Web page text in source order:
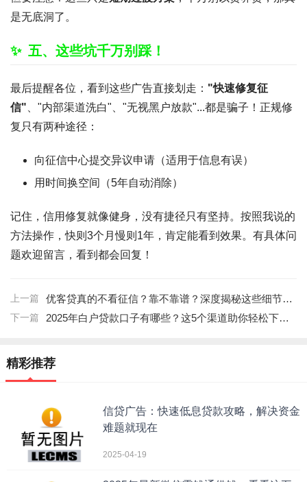
是无底洞了。
五、这些坑千万别踩！
最后提醒各位，看到这些广告直接划走： "快速修复征
信" 、"内部渠道洗白"、"无视黑户放款"...都是骗子！正规修
复只有两种途径：
向征信中心提交异议申请（适用于信息有误）
用时间换空间（5年自动消除）
记住，信用修复就像健身，没有捷径只有坚持。按照我说的
方法操作，快则3个月慢则1年，肯定能看到效果。有具体问
题欢迎留言，看到都会回复！
上一篇 优客贷真的不看征信？靠不靠谱？深度揭秘这些细节必看！
下一篇 2025年白户贷款口子有哪些？这5个渠道助你轻松下款！
精彩推荐
信贷广告：快速低息贷款攻略，解决资金
难题就现在
2025-04-19